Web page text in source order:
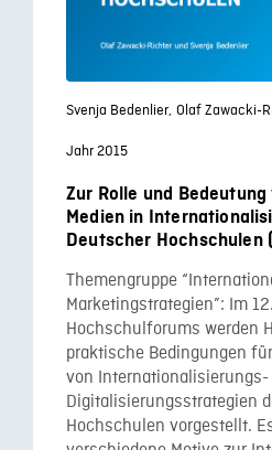
Svenja Bedenlier, Olaf Zawacki-
Jahr 2015
Zur Rolle und
Medien in
Deutscher Hochschulen
Themengruppe
Marketingstrategien”: Im
Hochschulforums werden
praktische Bedingungen
von
Digitalisierungsstrategien
Hochschulen vorgestellt.